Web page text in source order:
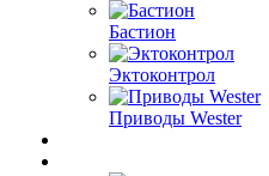
Бастион
Эктоконтрол
Приводы Wester